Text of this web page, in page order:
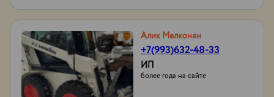
Алик Мелконян
+7(993)632-48-33
ИП
более года на сайте